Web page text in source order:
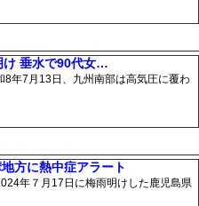
け 垂水で90代女…
年7月13日、九州南部は高気圧に覆わ
方に熱中症アラート
年７月17日に梅雨明けした鹿児島県